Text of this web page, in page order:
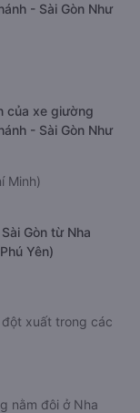
- Sài Gòn Như
của xe giường
- Sài Gòn Như
Minh)
Gòn từ Nha
Yên)
xuất trong các
nằm đôi ở Nha